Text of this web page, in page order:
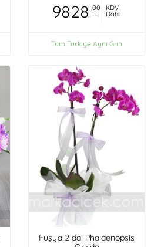
9828 ,00
TL
KDV
Dahil
Tüm Türkiye Aynı Gün
Fuşya 2 dal Phalaenopsis